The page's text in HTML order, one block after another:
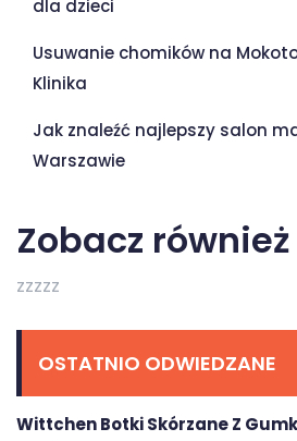
dla dzieci
Usuwanie chomików na
Klinika
Jak znaleźć najlepszy salon
Warszawie
Zobacz również
zzzzz
OSTATNIO ODWIEDZANE
Wittchen Botki Skórzane Z